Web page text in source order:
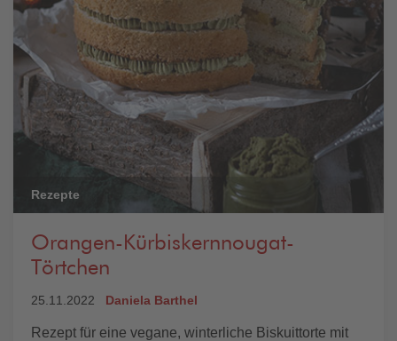
Rezepte
Orangen-Kürbiskernnougat-
Törtchen
25.11.2022 Daniela Barthel
Rezept für eine vegane, winterliche Biskuittorte mit